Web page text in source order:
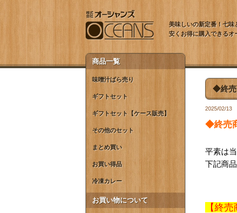
美味しいの新定番！七
安くお得に購入できる
商品一覧
味噌汁ばら売り
ギフトセット
ギフトセット【ケース販売】
その他のセット
まとめ買い
お買い得品
冷凍カレー
お買い物について
◆終売
2025/02/13
◆終売
平素は
下記商
【終売